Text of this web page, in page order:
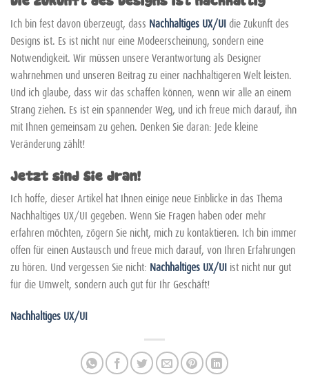
Ich bin fest davon überzeugt, dass Nachhaltiges UX/UIdie Zukunft des
Designs ist. Es ist nicht nur eine Modeerscheinung, sondern eine
Notwendigkeit. Wir müssen unsere Verantwortung als Designer
wahrnehmen und unseren Beitrag zu einer nachhaltigeren Welt leisten.
Und ich glaube, dass wir das schaffen können, wenn wir alle an einem
Strang ziehen. Es ist ein spannender Weg, und ich freue mich darauf, ihn
mit Ihnen gemeinsam zu gehen. Denken Sie daran: Jede kleine
Veränderung zählt!
Jetzt sind Sie dran!
Ich hoffe, dieser Artikel hat Ihnen einige neue Einblicke in das Thema
Nachhaltiges UX/UI gegeben. Wenn Sie Fragen haben oder mehr
erfahren möchten, zögern Sie nicht, mich zu kontaktieren. Ich bin immer
offen für einen Austausch und freue mich darauf, von Ihren Erfahrungen
zu hören. Und vergessen Sie nicht: Nachhaltiges UX/UI ist nicht nur gut
für die Umwelt, sondern auch gut für Ihr Geschäft!
Nachhaltiges UX/UI